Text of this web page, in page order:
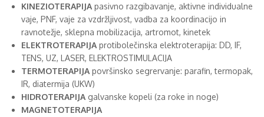
KINEZIOTERAPIJA pasivno razgibavanje, aktivne individualne
vaje, PNF, vaje za vzdržljivost, vadba za koordinacijo in
ravnotežje, sklepna mobilizacija, artromot, kinetek
ELEKTROTERAPIJA protibolečinska elektroterapija: DD, IF,
TENS, UZ, LASER, ELEKTROSTIMULACIJA
TERMOTERAPIJA površinsko segrervanje: parafin, termopak,
IR, diatermija (UKW)
HIDROTERAPIJA galvanske kopeli (za roke in noge)
MAGNETOTERAPIJA